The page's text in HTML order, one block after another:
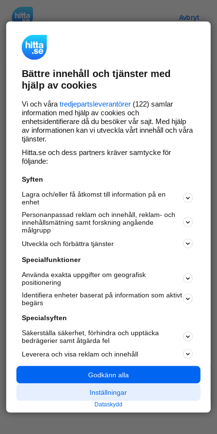
Avbryt
Verifiera ditt företag
Gör som 69 550företag
företagssida på hitta.se och syns bättre mot
kunder i ditt närområde. Helt kostnadsfritt.
Uppdatera din företagsinformation
Svara på och hantera dina omdömen
Har du redan verifierat ditt företag? Logga in
Varje vecka besöker du och4 miljoner
andra
härliga användare oss för att hitta rätt lokal
information om företag, privatpersoner och
platser.
Bättre innehåll och tjänster med
hjälp av cookies
Vi och våra tredjepartsleverantörer(122) samlar
information med hjälp av cookies och
enhetsidentifierare då du besöker vår sajt. Med hjälp
av informationen kan vi utveckla vårt innehåll och våra
tjänster.
Hitta.se och dess partners kräver samtycke för
följande:
Syften
Lagra och/eller få åtkomst till information på en
enhet
Personanpassad reklam och innehåll, reklam- och
innehållsmätning samt forskning angående
målgrupp
Utveckla och förbättra tjänster
Specialfunktioner
Använda exakta uppgifter om geografisk
positionering
Identifiera enheter baserat på information som aktivt
begärs
Specialsyften
Säkerställa säkerhet, förhindra och upptäcka
bedrägerier samt åtgärda fel
Leverera och visa reklam och innehåll
Godkänn alla
Inställningar
Dataskydd